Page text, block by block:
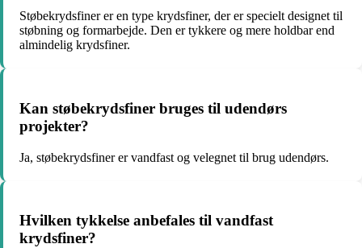
Støbekrydsfiner er en type krydsfiner, der er specielt designet til
støbning og formarbejde. Den er tykkere og mere holdbar end
almindelig krydsfiner.
Kan støbekrydsfiner bruges til udendørs
projekter?
Ja, støbekrydsfiner er vandfast og velegnet til brug udendørs.
Hvilken tykkelse anbefales til vandfast
krydsfiner?